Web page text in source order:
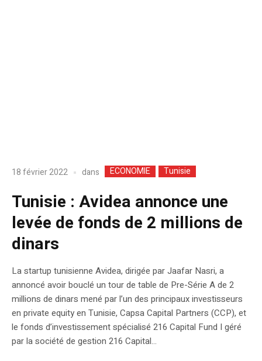
18 février 2022 dans ECONOMIE Tunisie
Tunisie : Avidea annonce une
levée de fonds de 2 millions de
dinars
La startup tunisienne Avidea, dirigée par Jaafar Nasri, a
annoncé avoir bouclé un tour de table de Pre-Série A de 2
millions de dinars mené par l’un des principaux investisseurs
en private equity en Tunisie, Capsa Capital Partners (CCP), et
le fonds d’investissement spécialisé 216 Capital Fund I géré
par la société de gestion 216 Capital...